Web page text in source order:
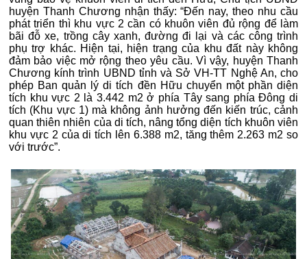
huyện Thanh Chương nhận thấy: “Đến nay, theo nhu cầu
phát triển thì khu vực 2 cần có khuôn viên đủ rộng để làm
bãi đỗ xe, trồng cây xanh, đường đi lại và các công trình
phụ trợ khác. Hiện tại, hiện trạng của khu đất này không
đảm bảo việc mở rộng theo yêu cầu. Vì vậy, huyện Thanh
Chương kính trình UBND tỉnh và Sở VH-TT Nghệ An, cho
phép Ban quản lý di tích đền Hữu chuyển một phần diện
tích khu vực 2 là 3.442 m2 ở phía Tây sang phía Đông di
tích (Khu vực 1) mà không ảnh hưởng đến kiến trúc, cảnh
quan thiên nhiên của di tích, nâng tổng diện tích khuôn viên
khu vực 2 của di tích lên 6.388 m2, tăng thêm 2.263 m2 so
với trước”.